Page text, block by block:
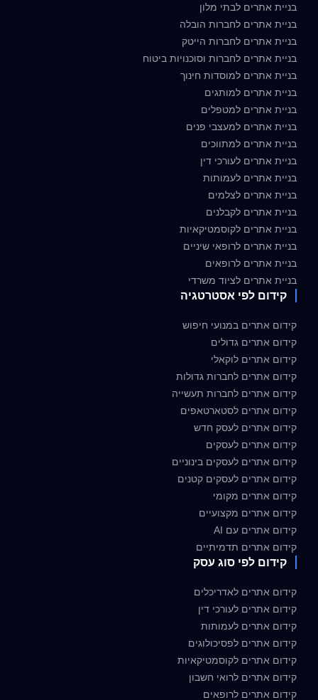
בניית אתרים לבתי מלון
בניית אתרים לחברות הובלה
בניית אתרים לחברות הייטק
בניית אתרים לחברות וסוכנויות ביטוח
בניית אתרים למוסדות חינוך
בניית אתרים למותגים
בניית אתרים למטפלים
בניית אתרים למעצבי פנים
בניית אתרים למתווכים
בניית אתרים לעורכי דין
בניית אתרים לעמותות
בניית אתרים לצלמים
בניית אתרים לקבלנים
בניית אתרים לקוסמטיקאיות
בניית אתרים לרופאי שיניים
בניית אתרים לרופאים
בניית אתרים לציוד משרדי
קידום לפי אסטרטגיה
קידום אתרים במנועי חיפוש
קידום אתרים גדולים
קידום אתרים לוקאלי
קידום אתרים לחברות גדולות
קידום אתרים לחברות תעשייה
קידום אתרים לסטארטאפים
קידום אתרים לעסק חדש
קידום אתרים לעסקים
קידום אתרים לעסקים בינוניים
קידום אתרים לעסקים קטנים
קידום אתרים מקומי
קידום אתרים מקצועיים
קידום אתרים עם AI
קידום אתרים תדמיתיים
קידום לפי סוג עסק
קידום אתרים לאדריכלים
קידום אתרים לעורכי דין
קידום אתרים לעמותות
קידום אתרים לפסיכולוגים
קידום אתרים לקוסמטיקאיות
קידום אתרים לרואי חשבון
קידום אתרים לרופאים